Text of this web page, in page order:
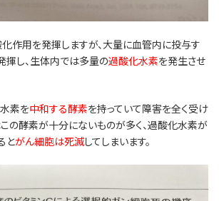
作用を発揮しますが、大量に血管内に投与す
揮し、生体内では多量の過酸化水素を発生させ
素を中和する酵素を持っていて障害を全く受け
この酵素が十分にないものが多く、過酸化水素が
とがん細胞は死滅してしまいます。